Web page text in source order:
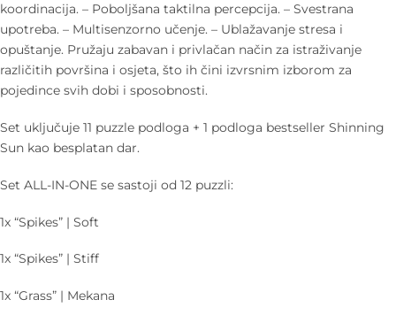
koordinacija. – ⁠Poboljšana taktilna percepcija. – Svestrana
upotreba. – Multisenzorno učenje. – ⁠Ublažavanje stresa i
opuštanje. Pružaju zabavan i privlačan način za istraživanje
različitih površina i osjeta, što ih čini izvrsnim izborom za
pojedince svih dobi i sposobnosti.
Set uključuje 11 puzzle podloga + 1 podloga bestseller Shinning
Sun kao besplatan dar.
Set ALL-IN-ONE se sastoji od 12 puzzli:
1x “Spikes” | Soft
1x “Spikes” | Stiff
1x “Grass” | Mekana